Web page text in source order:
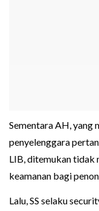
Sementara AH, yang
penyelenggara
LIB, ditemukan tidak
keamanan bagi
Lalu, SS selaku